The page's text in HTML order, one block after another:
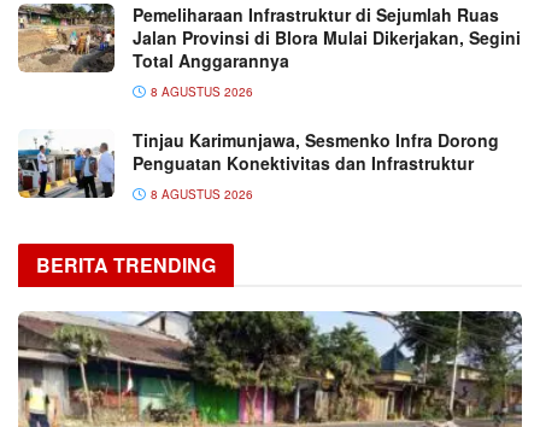
Pemeliharaan Infrastruktur di Sejumlah Ruas
Jalan Provinsi di Blora Mulai Dikerjakan, Segini
Total Anggarannya
8 AGUSTUS 2026
Tinjau Karimunjawa, Sesmenko Infra Dorong
Penguatan Konektivitas dan Infrastruktur
8 AGUSTUS 2026
BERITA TRENDING